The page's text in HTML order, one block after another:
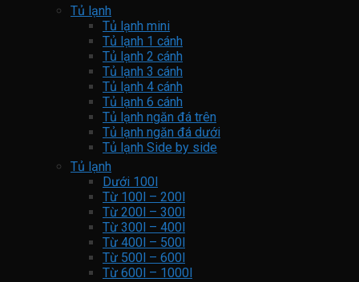
Tủ lạnh
Tủ lạnh mini
Tủ lạnh 1 cánh
Tủ lạnh 2 cánh
Tủ lạnh 3 cánh
Tủ lạnh 4 cánh
Tủ lạnh 6 cánh
Tủ lạnh ngăn đá trên
Tủ lạnh ngăn đá dưới
Tủ lạnh Side by side
Tủ lạnh
Dưới 100l
Từ 100l – 200l
Từ 200l – 300l
Từ 300l – 400l
Từ 400l – 500l
Từ 500l – 600l
Từ 600l – 1000l